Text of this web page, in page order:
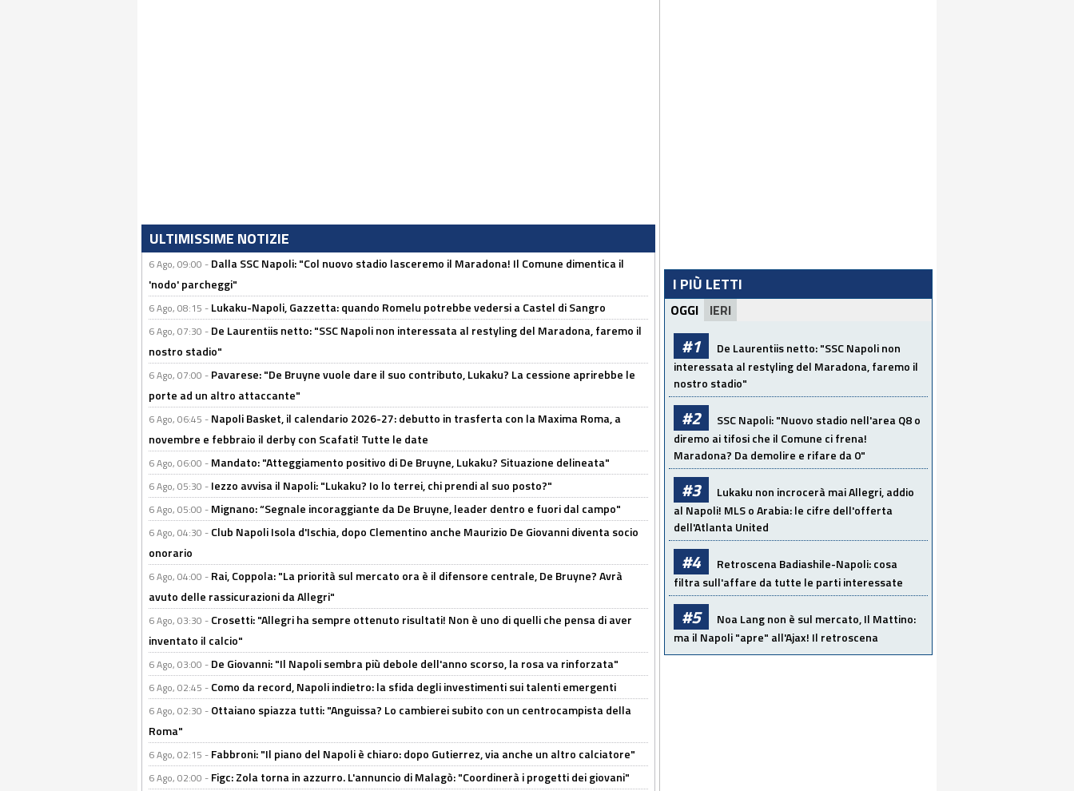
ULTIMISSIME NOTIZIE
6 Ago, 09:00 - Dalla SSC Napoli: "Col nuovo stadio lasceremo il Maradona! Il Comune dimentica il
'nodo' parcheggi"
6 Ago, 08:15 - Lukaku-Napoli, Gazzetta: quando Romelu potrebbe vedersi a Castel di Sangro
6 Ago, 07:30 - De Laurentiis netto: "SSC Napoli non interessata al restyling del Maradona, faremo il
nostro stadio"
6 Ago, 07:00 - Pavarese: "De Bruyne vuole dare il suo contributo, Lukaku? La cessione aprirebbe le
porte ad un altro attaccante"
6 Ago, 06:45 - Napoli Basket, il calendario 2026-27: debutto in trasferta con la Maxima Roma, a
novembre e febbraio il derby con Scafati! Tutte le date
6 Ago, 06:00 - Mandato: "Atteggiamento positivo di De Bruyne, Lukaku? Situazione delineata"
6 Ago, 05:30 - Iezzo avvisa il Napoli: "Lukaku? Io lo terrei, chi prendi al suo posto?"
6 Ago, 05:00 - Mignano: “Segnale incoraggiante da De Bruyne, leader dentro e fuori dal campo"
6 Ago, 04:30 - Club Napoli Isola d'Ischia, dopo Clementino anche Maurizio De Giovanni diventa socio
onorario
6 Ago, 04:00 - Rai, Coppola: "La priorità sul mercato ora è il difensore centrale, De Bruyne? Avrà
avuto delle rassicurazioni da Allegri"
6 Ago, 03:30 - Crosetti: "Allegri ha sempre ottenuto risultati! Non è uno di quelli che pensa di aver
inventato il calcio"
6 Ago, 03:00 - De Giovanni: "Il Napoli sembra più debole dell'anno scorso, la rosa va rinforzata"
6 Ago, 02:45 - Como da record, Napoli indietro: la sfida degli investimenti sui talenti emergenti
6 Ago, 02:30 - Ottaiano spiazza tutti: "Anguissa? Lo cambierei subito con un centrocampista della
Roma"
6 Ago, 02:15 - Fabbroni: "Il piano del Napoli è chiaro: dopo Gutierrez, via anche un altro calciatore"
6 Ago, 02:00 - Figc: Zola torna in azzurro. L'annuncio di Malagò: "Coordinerà i progetti dei giovani"
I PIÙ LETTI
OGGI IERI
#1
De Laurentiis netto: "SSC Napoli non
interessata al restyling del Maradona, faremo il
nostro stadio"
#2
SSC Napoli: "Nuovo stadio nell'area Q8 o
diremo ai tifosi che il Comune ci frena!
Maradona? Da demolire e rifare da 0"
#3
Lukaku non incrocerà mai Allegri, addio
al Napoli! MLS o Arabia: le cifre dell'offerta
dell'Atlanta United
#4
Retroscena Badiashile-Napoli: cosa
filtra sull'affare da tutte le parti interessate
#5
Noa Lang non è sul mercato, Il Mattino:
ma il Napoli "apre" all'Ajax! Il retroscena